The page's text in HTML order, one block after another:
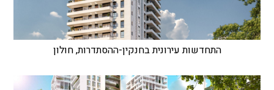
התחדשות עירונית בחנקין-ההסתדרות, חולון